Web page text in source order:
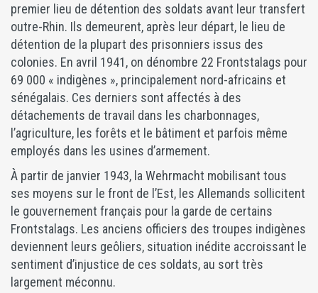
premier lieu de détention des soldats avant leur transfert
outre-Rhin. Ils demeurent, après leur départ, le lieu de
détention de la plupart des prisonniers issus des
colonies. En avril 1941, on dénombre 22 Frontstalags pour
69 000 « indigènes », principalement nord-africains et
sénégalais. Ces derniers sont affectés à des
détachements de travail dans les charbonnages,
l’agriculture, les forêts et le bâtiment et parfois même
employés dans les usines d’armement.
À partir de janvier 1943, la Wehrmacht mobilisant tous
ses moyens sur le front de l’Est, les Allemands sollicitent
le gouvernement français pour la garde de certains
Frontstalags. Les anciens officiers des troupes indigènes
deviennent leurs geôliers, situation inédite accroissant le
sentiment d’injustice de ces soldats, au sort très
largement méconnu.